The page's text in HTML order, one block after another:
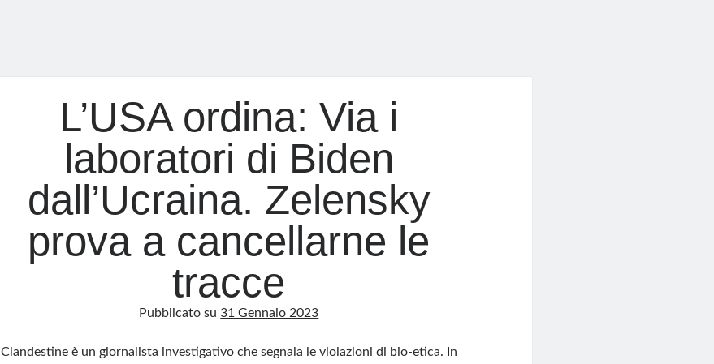
L’USA ordina: Via i
laboratori di Biden
dall’Ucraina. Zelensky
prova a cancellarne le
tracce
Pubblicato su31 Gennaio 2023
Clandestine è un giornalista investigativo che segnala le violazioni di bio-etica. In